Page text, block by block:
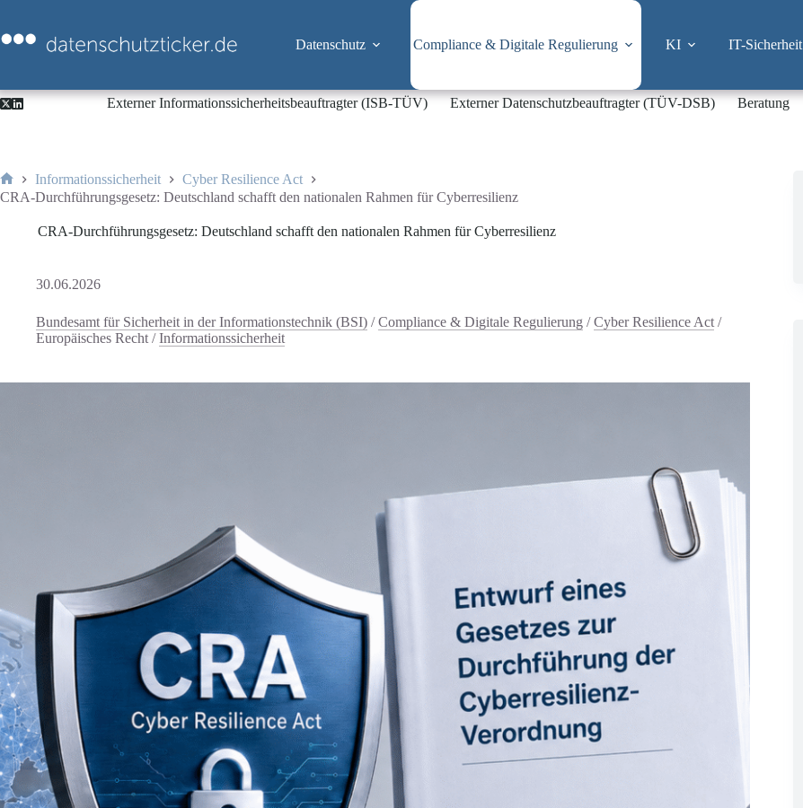
springen
Datenschutz Compliance & Digitale Regulierung KI IT-Sicherheit
Externer Informationssicherheitsbeauftragter (ISB-TÜV) Externer Datenschutzbeauftragter (TÜV-DSB) Beratung
Start
Informationssicherheit
Cyber Resilience Act
CRA-Durchführungsgesetz: Deutschland schafft den nationalen Rahmen für Cyberresilienz
CRA-Durchführungsgesetz: Deutschland schafft den nationalen Rahmen für Cyberresilienz
30.06.2026
Bundesamt für Sicherheit in der Informationstechnik (BSI) /Compliance & Digitale Regulierung /Cyber Resilience Act /
Europäisches Recht /Informationssicherheit